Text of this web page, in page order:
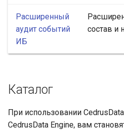
Расширенный
аудит событий
ИБ
состав и
Каталог
При использовании
CedrusData Engine, вам